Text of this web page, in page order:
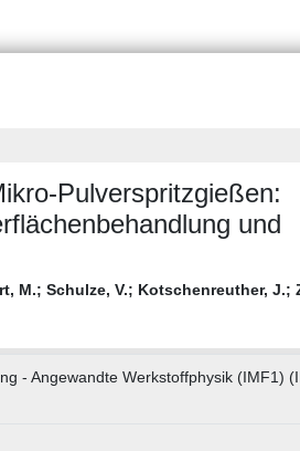
Pulverspritzgießen:
und
M.; Schulze, V.; Kotschenreuther, J.;
- Angewandte Werkstoffphysik (IMF1)